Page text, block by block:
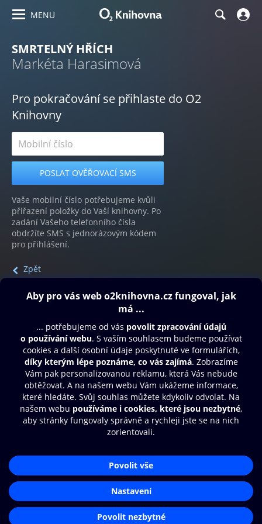
MENU
SMRTELNÝ HŘÍCH
Markéta Harasimová
Pro pokračování se přihlaste do O2
Knihovny
Vaše mobilní číslo potřebujeme kvůli
přiřazení položky do Vaší knihovny. Po
zadání Vašeho telefonního čísla
obdržíte SMS s jednorázovým kódem
pro přihlášení.
Zpět
Obsah ke stažení
Moje O2 Knihovna
Další zábava
© O2 Czech Republic a.s.
Přístupnost
Zásady zpracování osobních údajů
Nastavení cookies
Aplikace O2 Knihovna
Čti a poslouchej své e-knihy a
audioknihy rychleji a pohodlněji.